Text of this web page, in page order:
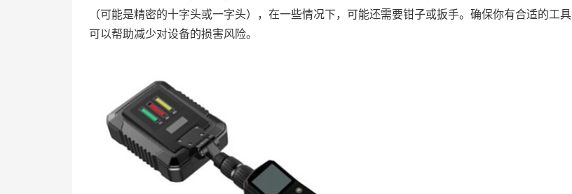
（可能是精密的十字头或一字头），在一些情况下，可能还需要钳子或扳手。确保你有合适的工具
可以帮助减少对设备的损害风险。